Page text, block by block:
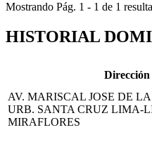
Mostrando Pág. 1 - 1 de 1
HISTORIAL
Dirección
AV. MARISCAL JOSE DE
URB. SANTA CRUZ LIMA-
MIRAFLORES